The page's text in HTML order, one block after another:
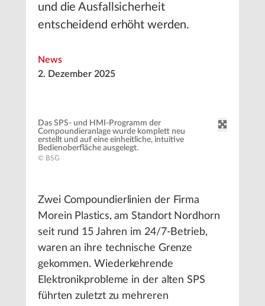
und die Ausfallsicherheit
entscheidend erhöht werden.
News
2. Dezember 2025
Das SPS- und HMI-Programm der
Compoundieranlage wurde komplett neu
erstellt und auf eine einheitliche, intuitive
Bedienoberfläche ausgelegt.
© BSG
Zwei Compoundierlinien der Firma
Morein Plastics, am Standort Nordhorn
seit rund 15 Jahren im 24/7-Betrieb,
waren an ihre technische Grenze
gekommen. Wiederkehrende
Elektronikprobleme in der alten SPS
führten zuletzt zu mehreren